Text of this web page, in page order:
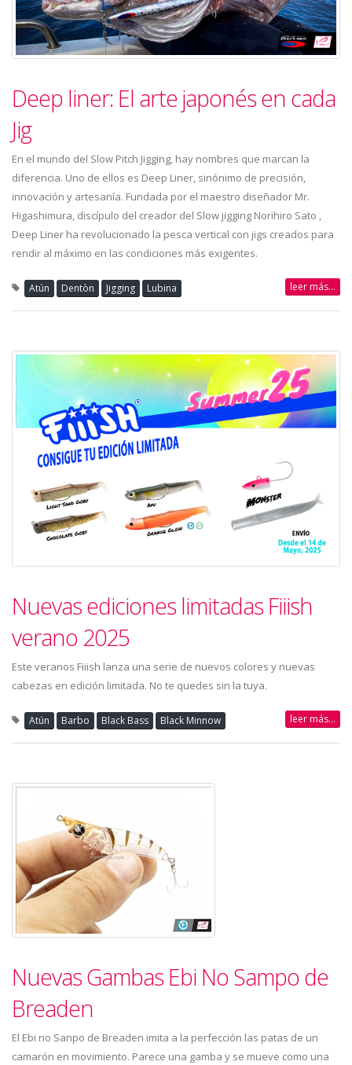
Deep liner: El arte japonés en cada
Jig
En el mundo del Slow Pitch Jigging, hay nombres que marcan la
diferencia. Uno de ellos es Deep Liner, sinónimo de precisión,
innovación y artesanía. Fundada por el maestro diseñador Mr.
Higashimura, discípulo del creador del Slow jigging Norihiro Sato ,
Deep Liner ha revolucionado la pesca vertical con jigs creados para
rendir al máximo en las condiciones más exigentes.
Atún Dentòn Jigging Lubina leer más...
Nuevas ediciones limitadas Fiiish
verano 2025
Este veranos Fiiish lanza una serie de nuevos colores y nuevas
cabezas en edición limitada. No te quedes sin la tuya.
Atún Barbo Black Bass Black Minnow leer más...
Nuevas Gambas Ebi No Sampo de
Breaden
El Ebi no Sanpo de Breaden imita a la perfección las patas de un
camarón en movimiento. Parece una gamba y se mueve como una